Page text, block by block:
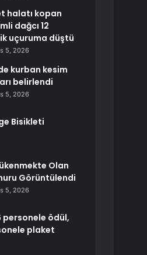
halatı kopan
dağcı 12
uçuruma düştü
5, 2026
kurban kesim
belirlendi
5, 2026
Bisikleti
Olan
Görüntülendi
5, 2026
personele ödül,
plaket